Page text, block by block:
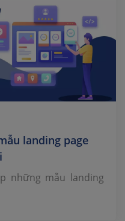
landing page
những mẫu landing